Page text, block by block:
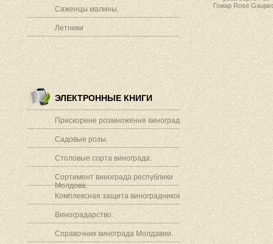
Саженцы малины.
Летники
ЭЛЕКТРОННЫЕ КНИГИ
Прискорене розмноження винограду.
Садовые розы.
Столовые сорта винограда.
Сортимент винограда республики
Молдова.
Комплексная защита виноградников.
Виноградарство.
Справочник винограда Молдавии.